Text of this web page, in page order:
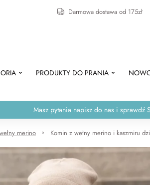
Darmowa dostawa od 175zł
PRODUKTY DO PRANIA
Masz pytania napisz do nas i sprawdź
merino Komin z wełny merino i kaszmiru